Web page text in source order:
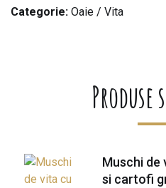
Categorie: Oaie / Vita
Muschi de
si cartofi